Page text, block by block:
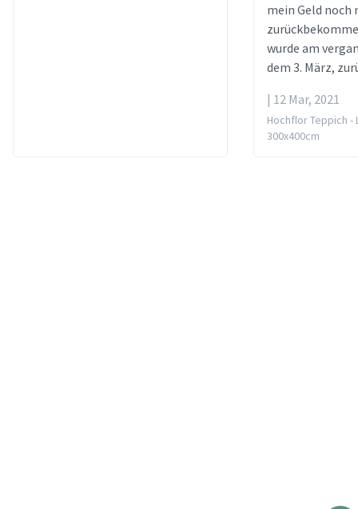
mein Geld noch
wurde am
dem 3. März,
| 12 Mar, 2021
Hochflor Teppich
300x400cm